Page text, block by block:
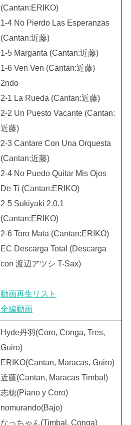
(Cantan:ERIKO)
1-4 No Pierdo Las Esperanzas
(Cantan:近藤)
1-5 Margarita (Cantan:近藤)
1-6 Ven Ven (Cantan:近藤)
2ndo
2-1 La Rueda (Cantan:近藤)
2-2 Un Puesto Vacante (Cantan:
近藤)
2-3 Cantare Con Una Orquesta
(Cantan:近藤)
2-4 No Puedo Quitar Mis Ojos
De Ti (Cantan:ERIKO)
2-5 Sukiyaki 2.0.1
(Cantan:ERIKO)
2-6 Toro Mata (Cantan:ERIKO)
EC Descarga Total (Descarga
con 渡辺アツシ T-Sax)
動画再生リスト
全編動画
Hyde丹羽(Coro, Conga, Tres,
Guiro)
ERIKO(Cantan, Maracas, Guiro)
近藤(Cantan, Maracas Timbal)
志穂(Piano y Coro)
nomurando(Bajo)
なっちゃん(Timbal, Conga)